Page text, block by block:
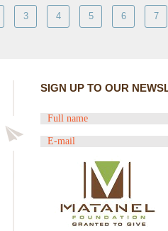
3 4 5 6 7
SIGN UP TO OUR